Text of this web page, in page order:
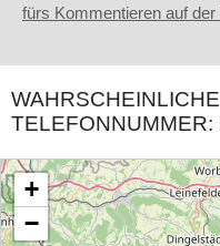
fürs Kommentieren auf der
TELEFONNUMMER: